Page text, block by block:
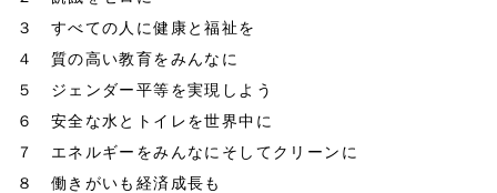
３ すべての人に健康と福祉を
４ 質の高い教育をみんなに
５ ジェンダー平等を実現しよう
６ 安全な水とトイレを世界中に
７ エネルギーをみんなにそしてクリーンに
８ 働きがいも経済成長も